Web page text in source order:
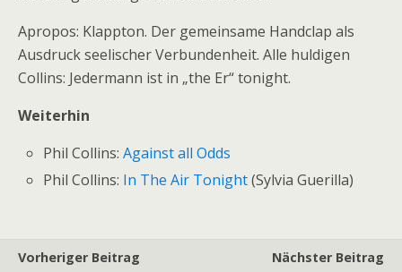
Apropos: Klappton. Der gemeinsame Handclap als
Ausdruck seelischer Verbundenheit. Alle huldigen
Collins: Jedermann ist in „the Er“ tonight.
Weiterhin
Phil Collins:Against all Odds
Phil Collins: In The Air Tonight(Sylvia Guerilla)
Vorheriger Beitrag
Nächster Beitrag